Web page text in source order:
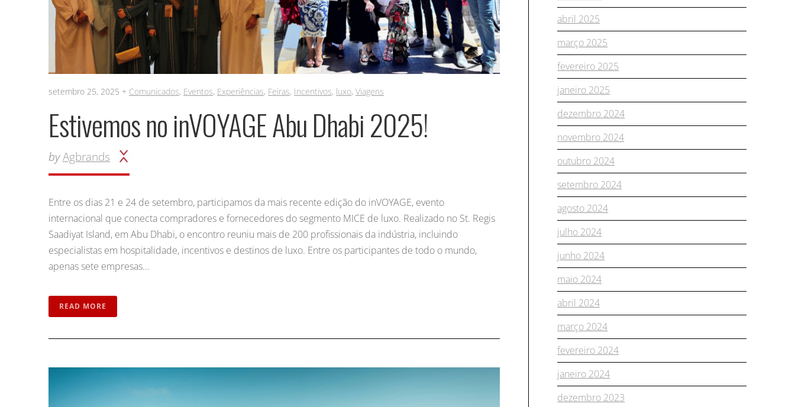
setembro 25, 2025 + Comunicados, Eventos, Experiências, Feiras, Incentivos, luxo, Viagens
Estivemos no inVOYAGE Abu Dhabi 2025!
byAgbrands
Entre os dias 21 e 24 de setembro, participamos da mais recente edição do inVOYAGE, evento
internacional que conecta compradores e fornecedores do segmento MICE de luxo. Realizado no St. Regis
Saadiyat Island, em Abu Dhabi, o encontro reuniu mais de 200 profissionais da indústria, incluindo
especialistas em hospitalidade, incentivos e destinos de luxo. Entre os participantes de todo o mundo,
apenas sete empresas…
READ MORE
abril 2025
março 2025
fevereiro 2025
janeiro 2025
dezembro 2024
novembro 2024
outubro 2024
setembro 2024
agosto 2024
julho 2024
junho 2024
maio 2024
abril 2024
março 2024
fevereiro 2024
janeiro 2024
dezembro 2023